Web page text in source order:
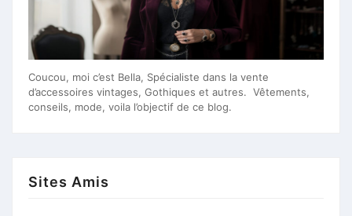
Coucou, moi c’est Bella, Spécialiste dans la vente
d’accessoires vintages, Gothiques et autres. Vêtements,
conseils, mode, voila l’objectif de ce blog.
Sites Amis